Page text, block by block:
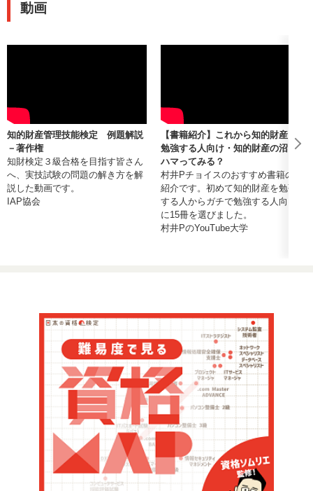
動画
知的財産管理技能検定 例題解説
－著作権
知財検定３級合格を目指す皆さん
へ、実技試験の問題の解き方を解
説した動画です。
IAP協会
【書籍紹介】これから知的財産を
勉強する人向け・知的財産の沼に
ハマってみる？
村井Pチョイスのおすすめ書籍の
紹介です。初めて知的財産を勉強
する人からガチで勉強する人向け
に15冊を選びました。
村井PのYouTube大学